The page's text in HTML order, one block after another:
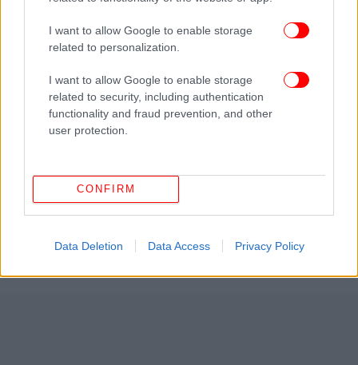
I want to allow Google to enable storage
related to personalization.
I want to allow Google to enable storage
related to security, including authentication
functionality and fraud prevention, and other
user protection.
CONFIRM
Data Deletion Data Access Privacy Policy